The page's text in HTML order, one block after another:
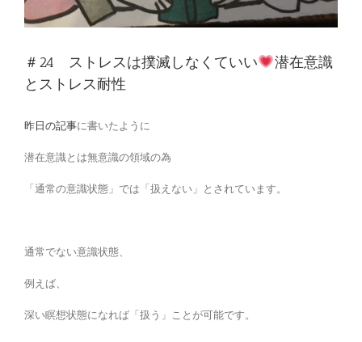
＃24 ストレスは撲滅しなくていい
潜在意識
とストレス耐性
昨日の記事に書いたように
潜在意識とは無意識の領域の為
「通常の意識状態」では「扱えない」とされています。
通常でない意識状態、
例えば、
深い瞑想状態になれば「扱う」ことが可能です。